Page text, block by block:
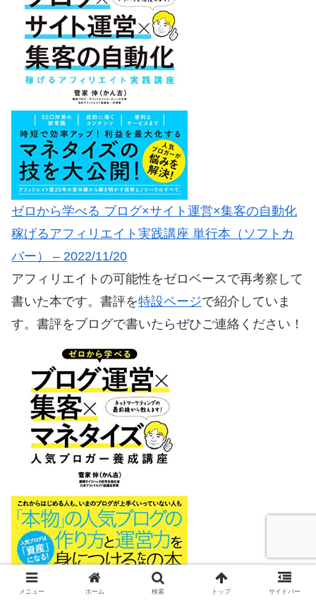
ゼロから学べる ブログ×サイト運営×集客の自動化
稼げるアフィリエイト実践講座 単行本（ソフトカ
バー） – 2022/11/20
アフィリエイトの可能性をゼロベースで再考察して
書いた本です。書評を特設ページで紹介していま
す。書評をブログで書いたらぜひご連絡ください！
ゼロから学べるブログ運営×集客×マネタイズ 人気
メニュー ホーム 検索 トップ サイドバー